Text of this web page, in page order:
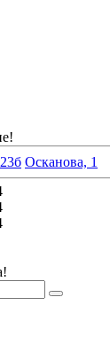
Осканова, 1